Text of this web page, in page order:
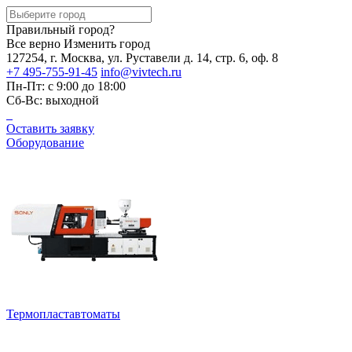
Правильный город?
Все верно Изменить город
127254, г. Москва, ул. Руставели д. 14, стр. 6, оф. 8
+7 495-755-91-45 info@vivtech.ru
Пн-Пт: с 9:00 до 18:00
Сб-Вс: выходной
Оставить заявку
Оборудование
Термопластавтоматы